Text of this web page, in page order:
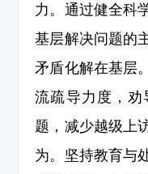
力。通过健全科
基层解决问题的
矛盾化解在基层
流疏导力度，劝
题，减少越级上
为。坚持教育与